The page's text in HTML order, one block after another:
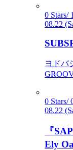
0 Stars/
08.22
ヨドバ
0 Stars/
08.22
『
Ely